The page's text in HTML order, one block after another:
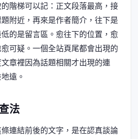
階梯可以記：正文段落最高，接
附近，再來是作者簡介，往下是
的是留言區。愈往下的位置，愈
可疑。一個全站頁尾都會出現的
章裡因為話題相關才出現的連
遠。
法
連結前後的文字，是在認真談論